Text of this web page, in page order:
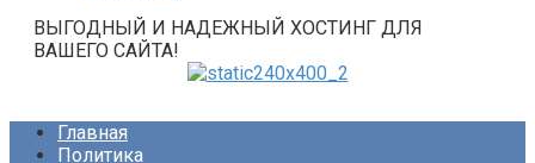
ВЫГОДНЫЙ И НАДЕЖНЫЙ ХОСТИНГ ДЛЯ
ВАШЕГО САЙТА!
Главная
Политика